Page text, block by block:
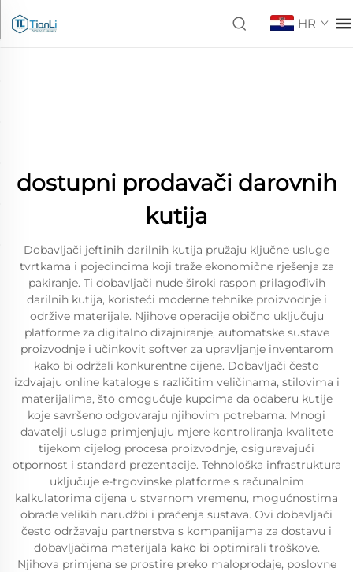
HR
dostupni prodavači darovnih
kutija
Dobavljači jeftinih darilnih kutija pružaju ključne usluge
tvrtkama i pojedincima koji traže ekonomične rješenja za
pakiranje. Ti dobavljači nude široki raspon prilagođivih
darilnih kutija, koristeći moderne tehnike proizvodnje i
održive materijale. Njihove operacije obično uključuju
platforme za digitalno dizajniranje, automatske sustave
proizvodnje i učinkovit softver za upravljanje inventarom
kako bi održali konkurentne cijene. Dobavljači često
izdvajaju online kataloge s različitim veličinama, stilovima i
materijalima, što omogućuje kupcima da odaberu kutije
koje savršeno odgovaraju njihovim potrebama. Mnogi
davatelji usluga primjenjuju mjere kontroliranja kvalitete
tijekom cijelog procesa proizvodnje, osiguravajući
otpornost i standard prezentacije. Tehnološka infrastruktura
uključuje e-trgovinske platforme s računalnim
kalkulatorima cijena u stvarnom vremenu, mogućnostima
obrade velikih narudžbi i praćenja sustava. Ovi dobavljači
često održavaju partnerstva s kompanijama za dostavu i
dobavljačima materijala kako bi optimirali troškove.
Njihova primjena se prostire preko maloprodaje, poslovne